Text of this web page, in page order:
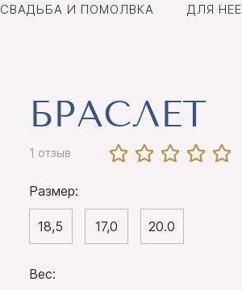
СВАДЬБА И ПОМОЛВКА ДЛЯ НЕЕ
БРАСЛЕТ
1 отзыв
Размер:
18,5 17,0 20.0
Вес: